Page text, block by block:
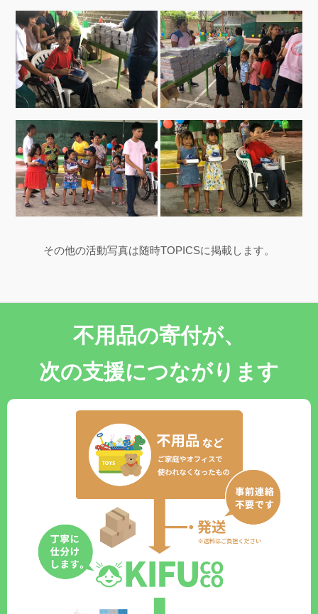
その他の活動写真は随時TOPICSに掲載します。
不用品の寄付が、
次の支援につながります